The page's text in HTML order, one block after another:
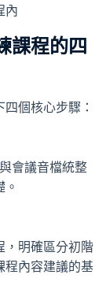
內
課程的四
個核心步驟：
會議音檔統整
，明確區分初階
程內容建議的基